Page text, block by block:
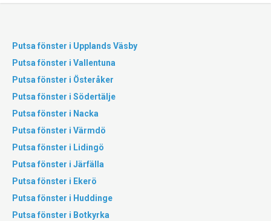
Putsa fönster i Upplands Väsby
Putsa fönster i Vallentuna
Putsa fönster i Österåker
Putsa fönster i Södertälje
Putsa fönster i Nacka
Putsa fönster i Värmdö
Putsa fönster i Lidingö
Putsa fönster i Järfälla
Putsa fönster i Ekerö
Putsa fönster i Huddinge
Putsa fönster i Botkyrka